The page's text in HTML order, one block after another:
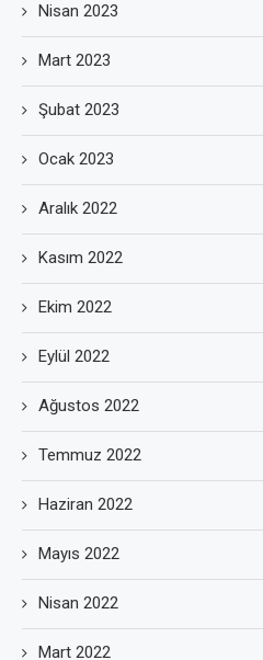
Nisan 2023
Mart 2023
Şubat 2023
Ocak 2023
Aralık 2022
Kasım 2022
Ekim 2022
Eylül 2022
Ağustos 2022
Temmuz 2022
Haziran 2022
Mayıs 2022
Nisan 2022
Mart 2022